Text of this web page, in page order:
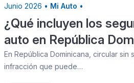
Junio 2026 • Mi Auto •
¿Qué incluyen los
auto en República
En República Dominicana, circular
infracción que puede…